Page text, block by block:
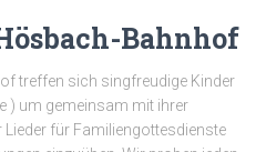
Bahnhof
treffen sich singfreudige Kinder
) um gemeinsam mit ihrer
für Familiengottesdienste